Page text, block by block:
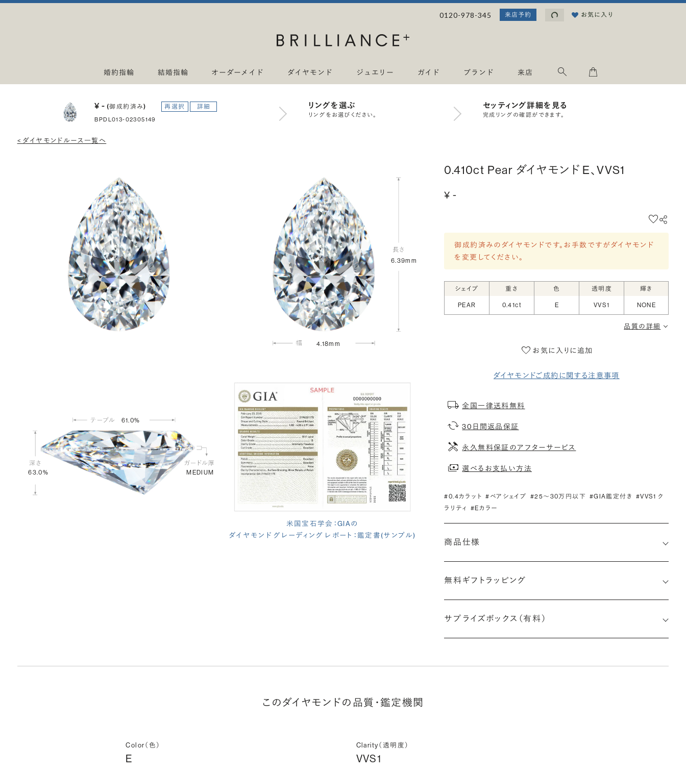
0120-978-345 来店予約 読み込み中...お気に入り
婚約指輪 結婚指輪 オーダーメイド ダイヤモンド ジュエリー ガイド ブランド 来店
¥ -(御成約済み) 再選択 詳細
BPDL013-02305149
リングを選ぶ
リングをお選びください。
セッティング詳細を見る
完成リングの確認ができます。
< ダイヤモンドルース一覧へ
6.39mm
4.18mm
63.0%
61.0%
MEDIUM
米国宝石学会：GIAの
ダイヤモンド グレーディング レポート：鑑定書(サンプル)
0.410ct Pear ダイヤモンド E、VVS1
¥ -
御成約済みのダイヤモンドです。お手数ですがダイヤモンド
を変更してください。
シェイプ 重さ 色 透明度 輝き
PEAR 0.41ct E VVS1 NONE
品質の詳細
お気に入りに追加
ダイヤモンドご成約に関する注意事項
全国一律送料無料
30日間返品保証
永久無料保証のアフターサービス
選べるお支払い方法
#0.4カラット #ペアシェイプ #25〜30万円以下 #GIA鑑定付き
#VVS1 ク
ラリティ
#Eカラー
商品仕様
(長さx幅×深さ)
無料ギフトラッピング
サプライズボックス（有料）
このダイヤモンドの品質・鑑定機関
Color（色）
E
Clarity（透明度）
VVS1